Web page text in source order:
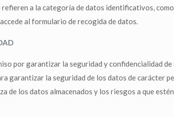
refieren a la categoría de datos identificativos,
al formulario de recogida de datos.
por garantizar la seguridad y confidencialidad
garantizar la seguridad de los datos de carácter
de los datos almacenados y los riesgos a que